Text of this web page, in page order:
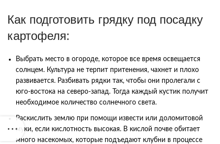
Как подготовить грядку под посадку
картофеля:
Выбрать место в огороде, которое все время освещается
солнцем. Культура не терпит притенения, чахнет и плохо
развивается. Разбивать рядки так, чтобы они пролегали с
юго-востока на северо-запад. Тогда каждый кустик получит
необходимое количество солнечного света.
Раскислить землю при помощи извести или доломитовой
муки, если кислотность высокая. В кислой почве обитает
много насекомых, которые подъедают клубни в процессе